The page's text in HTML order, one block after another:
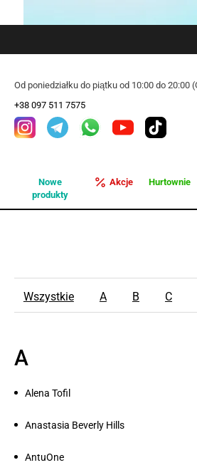
Od poniedziałku do piątku od 10:00 do 20:00
+38 097 511 7575
Nowe
produkty
Akcje Hurtownie
Wszystkie A B C
A
Alena Tofil
Anastasia Beverly Hills
AntuOne